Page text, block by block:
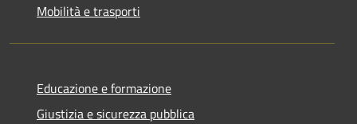
Mobilità e trasporti
Educazione e formazione
Giustizia e sicurezza pubblica